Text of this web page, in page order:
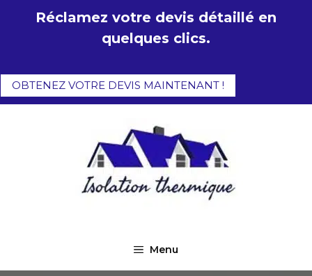
Réclamez votre devis détaillé en
quelques clics.
OBTENEZ VOTRE DEVIS MAINTENANT !
Menu